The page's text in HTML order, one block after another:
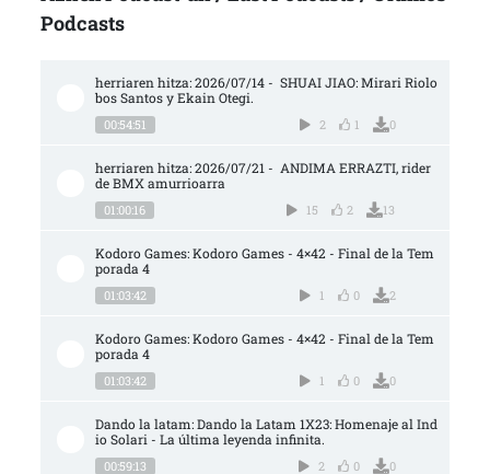
Podcasts
herriaren hitza: 2026/07/14 -  SHUAI JIAO: Mirari Riolo
bos Santos y Ekain Otegi.
00:54:51 2 1 0
herriaren hitza: 2026/07/21 -  ANDIMA ERRAZTI, rider
de BMX amurrioarra
01:00:16 15 2 13
Kodoro Games: Kodoro Games - 4×42 - Final de la Tem
porada 4
01:03:42 1 0 2
Kodoro Games: Kodoro Games - 4×42 - Final de la Tem
porada 4
01:03:42 1 0 0
Dando la latam: Dando la Latam 1X23: Homenaje al Ind
io Solari - La última leyenda infinita.
00:59:13 2 0 0